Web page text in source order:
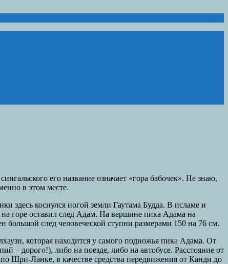
его название означает «гора бабочек». Не знаю,
в этом месте.
здесь коснулся ногой земли Гаутама Будда. В исламе и
горе оставил след Адам. На вершине пика Адама на
большой след человеческой ступни размерами 150 на 76 см.
которая находится у самого подножья пика Адама. От
– дорого!), либо на поезде, либо на автобусе. Расстояние от
Шри-Ланке, в качестве средства передвижения от Канди до